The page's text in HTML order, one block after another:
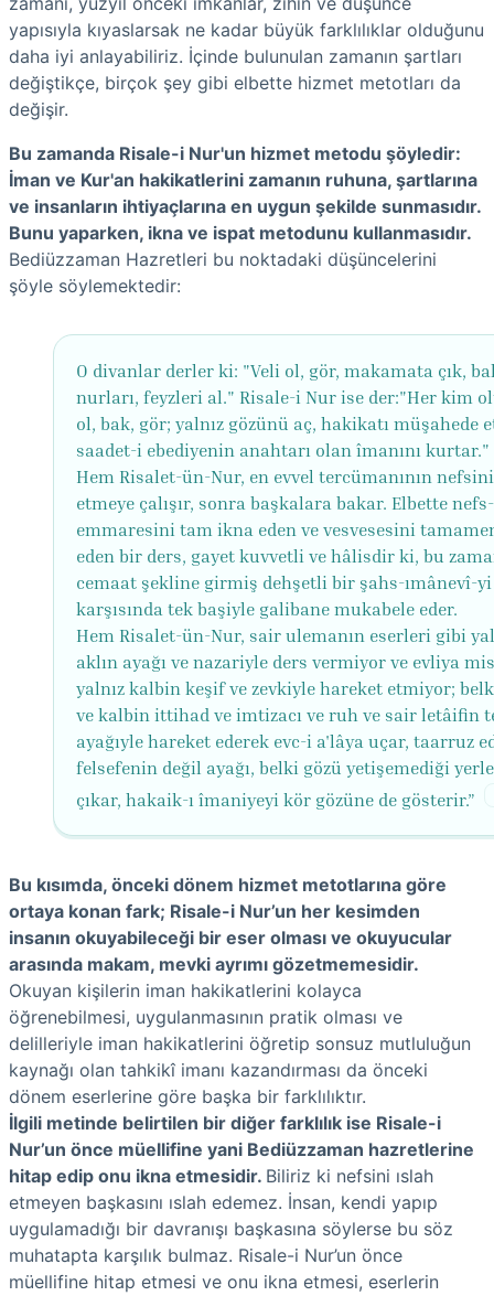
yapısıyla kıyaslarsak ne kadar büyük farklılıklar olduğunu
daha iyi anlayabiliriz. İçinde bulunulan zamanın şartları
değiştikçe, birçok şey gibi elbette hizmet metotları da
değişir.
Bu zamanda Risale-i Nur'un hizmet metodu şöyledir:
İman ve Kur'an hakikatlerini zamanın ruhuna, şartlarına
ve insanların ihtiyaçlarına en uygun şekilde sunmasıdır.
Bunu yaparken, ikna ve ispat metodunu kullanmasıdır.
Bediüzzaman Hazretleri bu noktadaki düşüncelerini
şöyle söylemektedir:
O divanlar derler ki: "Veli ol, gör, makamata çık,
nurları, feyzleri al." Risale-i Nur ise der:"Her kim
ol, bak, gör; yalnız gözünü aç, hakikatı müşahede
saadet-i ebediyenin anahtarı olan îmanını kurtar."
Hem Risalet-ün-Nur, en evvel tercümanının
etmeye çalışır, sonra başkalara bakar. Elbette
emmaresini tam ikna eden ve vesvesesini
eden bir ders, gayet kuvvetli ve hâlisdir ki, bu
cemaat şekline girmiş dehşetli bir şahs-ımânevî-
karşısında tek başiyle galibane mukabele eder.
Hem Risalet-ün-Nur, sair ulemanın eserleri gibi
aklın ayağı ve nazariyle ders vermiyor ve evliya
yalnız kalbin keşif ve zevkiyle hareket etmiyor;
ve kalbin ittihad ve imtizacı ve ruh ve sair letâifin
ayağıyle hareket ederek evc-i a'lâya uçar, taarruz
felsefenin değil ayağı, belki gözü yetişemediği
çıkar, hakaik-ı îmaniyeyi kör gözüne de gösterir.”
Bu kısımda, önceki dönem hizmet metotlarına göre
ortaya konan fark; Risale-i Nur’un her kesimden
insanın okuyabileceği bir eser olması ve okuyucular
arasında makam, mevki ayrımı gözetmemesidir.
Okuyan kişilerin iman hakikatlerini kolayca
öğrenebilmesi, uygulanmasının pratik olması ve
delilleriyle iman hakikatlerini öğretip sonsuz mutluluğun
kaynağı olan tahkikî imanı kazandırması da önceki
dönem eserlerine göre başka bir farklılıktır.
İlgili metinde belirtilen bir diğer farklılık ise Risale-i
Nur’un önce müellifine yani Bediüzzaman hazretlerine
hitap edip onu ikna etmesidir. Biliriz ki nefsini ıslah
etmeyen başkasını ıslah edemez. İnsan, kendi yapıp
uygulamadığı bir davranışı başkasına söylerse bu söz
muhatapta karşılık bulmaz. Risale-i Nur’un önce
müellifine hitap etmesi ve onu ikna etmesi, eserlerin